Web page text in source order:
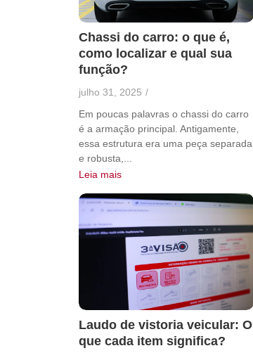
Chassi do carro: o que é,
como localizar e qual sua
função?
julho 31, 2025 /
Em poucas palavras o chassi do carro
é a armação principal. Antigamente,
essa estrutura era uma peça separada
e robusta,...
Leia mais
Laudo de vistoria veicular: O
que cada item significa?